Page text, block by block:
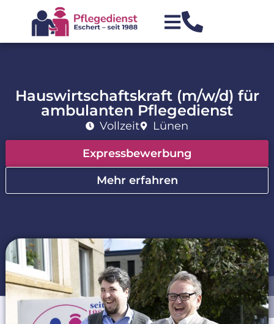
Hauswirtschaftskraft (m/w/d) für
ambulanten Pflegedienst
Vollzeit Lünen
Expressbewerbung
Mehr erfahren